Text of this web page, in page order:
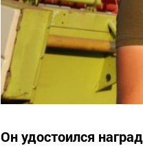
Он удостоился